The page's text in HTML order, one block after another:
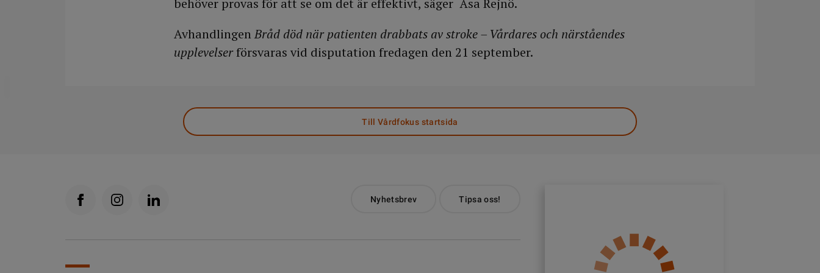
behöver provas för att se om det är effektivt, säger Åsa Rejnö.
AvhandlingenBråd död när patienten drabbats av stroke – Vårdares och närståendes
upplevelserförsvaras vid disputation fredagen den 21 september.
Till Vårdfokus startsida
Nyhetsbrev Tipsa oss!